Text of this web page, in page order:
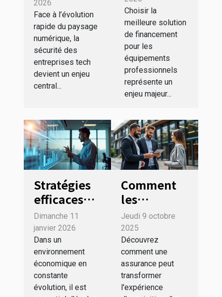
renforce la
sécurité des
entreprises
tech ?
2026
Face à l’évolution
rapide du paysage
numérique, la
sécurité des
entreprises tech
devient un enjeu
central...
financière
et crédit-
bail pour
votre
entreprise
?
Choisir la
meilleure solution
de financement
pour les
équipements
professionnels
représente un
enjeu majeur...
Stratégies
efficaces
pour un
diagnostic
rapide du
potentiel
numérique
de votre
Dimanche 11
janvier 2026
Dans un
environnement
économique en
constante
évolution, il est
Comment
les
assurances
influent sur
la sécurité
d'un achat
immobilier
?
Jeudi 9 octobre
2025
Découvrez
comment une
assurance peut
transformer
l'expérience